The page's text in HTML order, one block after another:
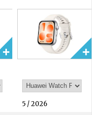
5 / 2026